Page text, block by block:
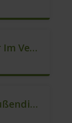
Quereinsteiger / Berater Im Vertrieb – Ab Sofort (m/w/d)
Mitarbeiter Verkauf / Außendienst (m/w/d)